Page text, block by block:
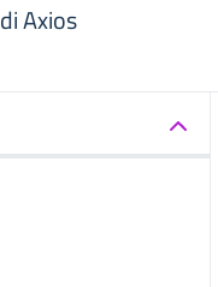
Axios